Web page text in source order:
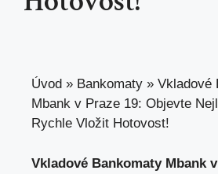
Úvod » Bankomaty » Vkladové
Mbank v Praze 19: Objevte
Rychle Vložit Hotovost!
Vkladové Bankomaty Mbank